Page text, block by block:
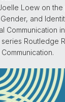
Loew on
and
Communication
Routledge